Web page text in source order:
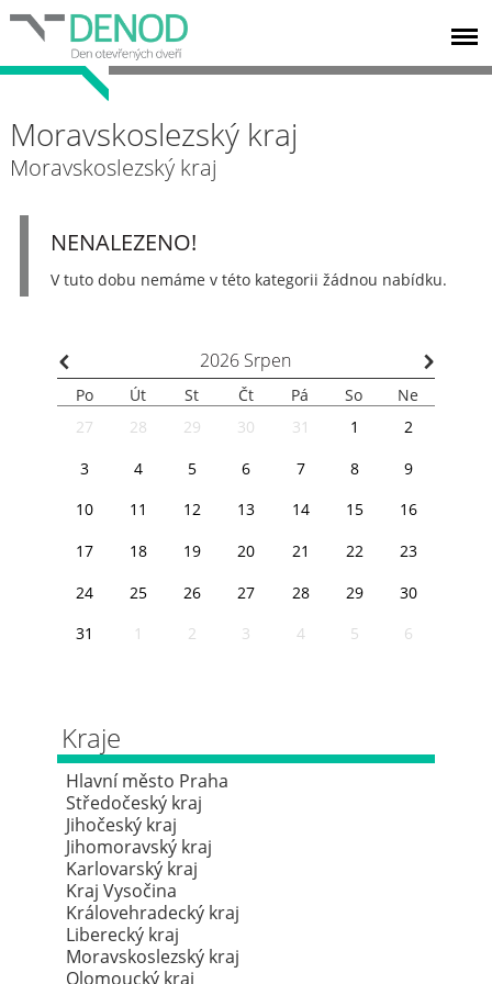
Moravskoslezský kraj
Moravskoslezský kraj
NENALEZENO!
V tuto dobu nemáme v této kategorii žádnou nabídku.
⌃ 2026 Srpen ⌃
Po Út St Čt Pá So
Ne
27
28 29 30 31 1
2
3
4 5 6 7 8
9
10
11 12 13 14 15
16
17
18 19 20 21 22
23
24
25 26 27 28 29
30
31
1 2 3 4 5 6
Kraje
Hlavní město Praha
Středočeský kraj
Jihočeský kraj
Jihomoravský kraj
Karlovarský kraj
Kraj Vysočina
Královehradecký kraj
Liberecký kraj
Moravskoslezský kraj
Olomoucký kraj